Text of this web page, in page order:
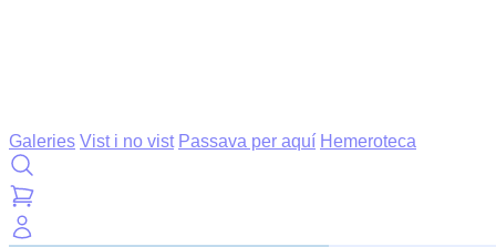
Galeries Vist i no vist Passava per aquí Hemeroteca